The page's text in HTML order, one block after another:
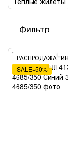
Фильтр
РАСПРОДАЖА
SALE−50%